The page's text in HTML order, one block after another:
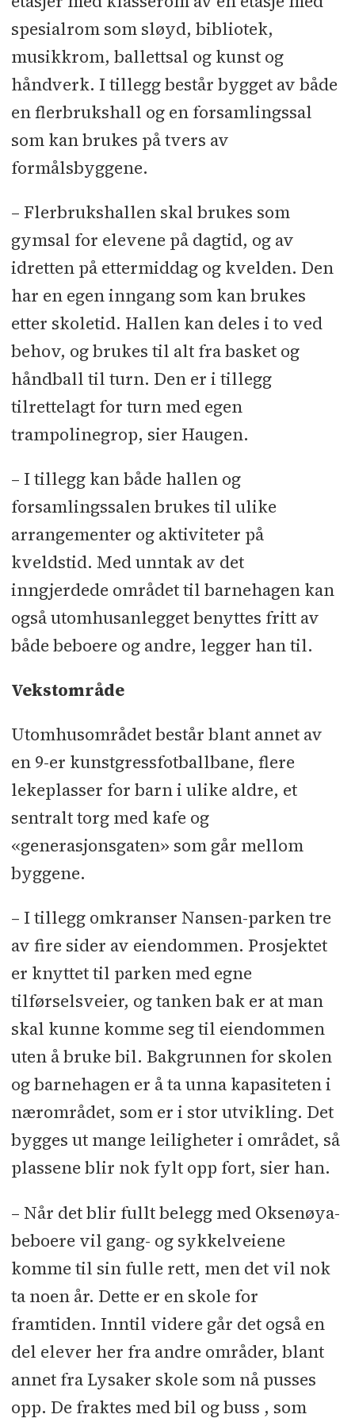
spesialrom som sløyd, bibliotek,
musikkrom, ballettsal og kunst og
håndverk. I tillegg består bygget av både
en flerbrukshall og en forsamlingssal
som kan brukes på tvers av
formålsbyggene.
– Flerbrukshallen skal brukes som
gymsal for elevene på dagtid, og av
idretten på ettermiddag og kvelden. Den
har en egen inngang som kan brukes
etter skoletid. Hallen kan deles i to ved
behov, og brukes til alt fra basket og
håndball til turn. Den er i tillegg
tilrettelagt for turn med egen
trampolinegrop, sier Haugen.
– I tillegg kan både hallen og
forsamlingssalen brukes til ulike
arrangementer og aktiviteter på
kveldstid. Med unntak av det
inngjerdede området til barnehagen kan
også utomhusanlegget benyttes fritt av
både beboere og andre, legger han til.
Vekstområde
Utomhusområdet består blant annet av
en 9-er kunstgressfotballbane, flere
lekeplasser for barn i ulike aldre, et
sentralt torg med kafe og
«generasjonsgaten» som går mellom
byggene.
– I tillegg omkranser Nansen-parken tre
av fire sider av eiendommen. Prosjektet
er knyttet til parken med egne
tilførselsveier, og tanken bak er at man
skal kunne komme seg til eiendommen
uten å bruke bil. Bakgrunnen for skolen
og barnehagen er å ta unna kapasiteten i
nærområdet, som er i stor utvikling. Det
bygges ut mange leiligheter i området, så
plassene blir nok fylt opp fort, sier han.
– Når det blir fullt belegg med Oksenøya-
beboere vil gang- og sykkelveiene
komme til sin fulle rett, men det vil nok
ta noen år. Dette er en skole for
framtiden. Inntil videre går det også en
del elever her fra andre områder, blant
annet fra Lysaker skole som nå pusses
opp. De fraktes med bil og buss , som